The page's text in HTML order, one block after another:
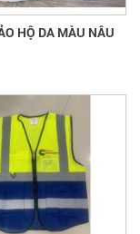
HỘ DA MÀU NÂU